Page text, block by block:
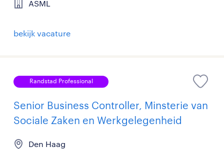
ASML
bekijk vacature
Randstad Professional
Senior Business Controller, Minsterie van
Sociale Zaken en Werkgelegenheid
Den Haag